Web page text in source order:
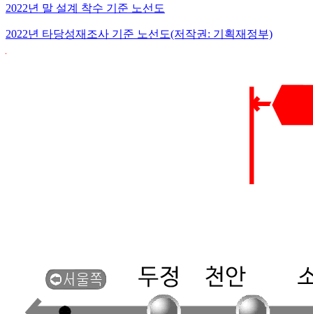
2022년 말 설계 착수 기준 노선도
2022년 타당성재조사 기준 노선도(저작권: 기획재정부)